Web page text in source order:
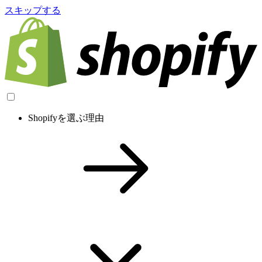
スキップする
Shopifyを選ぶ理由